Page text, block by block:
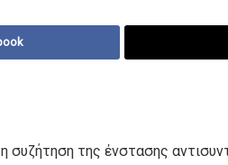
συζήτηση της ένστασης